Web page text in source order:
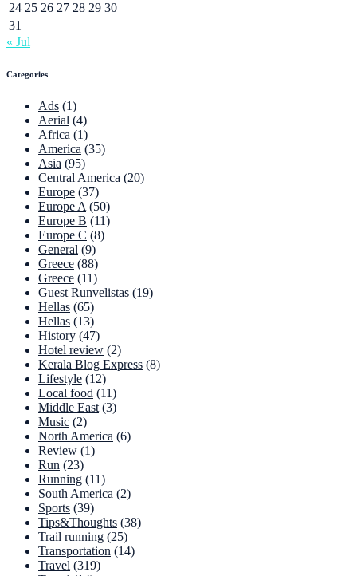
24 25 26 27 28 29 30
31
« Jul
Categories
Ads (1)
Aerial (4)
Africa (1)
America (35)
Asia (95)
Central America (20)
Europe (37)
Europe A (50)
Europe B (11)
Europe C (8)
General (9)
Greece (88)
Greece (11)
Guest Runvelistas (19)
Hellas (65)
Hellas (13)
History (47)
Hotel review (2)
Kerala Blog Express (8)
Lifestyle (12)
Local food (11)
Middle East (3)
Music (2)
North America (6)
Review (1)
Run (23)
Running (11)
South America (2)
Sports (39)
Tips&Thoughts (38)
Trail running (25)
Transportation (14)
Travel (319)